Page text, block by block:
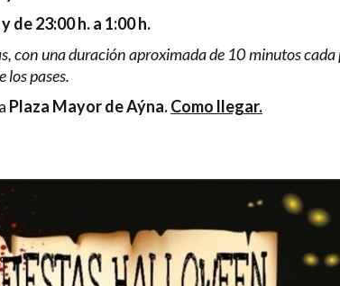
de 23:00 h. a 1:00 h.
con una duración aproximada de 10 minutos cada
los pases.
Plaza Mayorde Aýna.Como llegar.